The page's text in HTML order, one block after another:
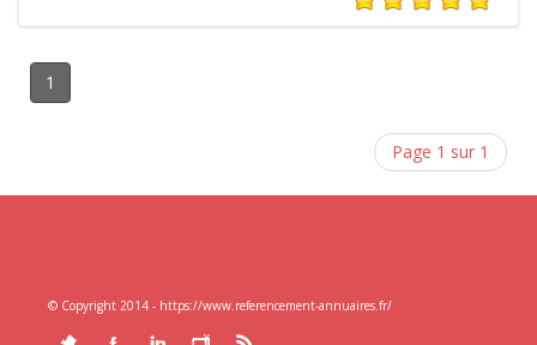
1
Page 1 sur 1
© Copyright 2014 - https://www.referencement-annuaires.fr/